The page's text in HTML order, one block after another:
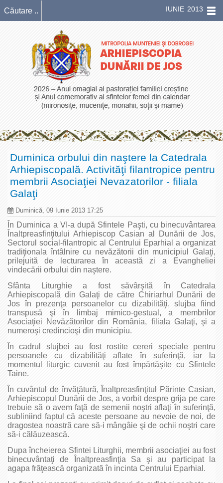
IUNIE 2013
Duminica orbului din naştere la Catedrala
Arhiepiscopală. Activităţi filantropice pentru
membrii Asociaţiei Nevazatorilor - filiala
Galaţi
Duminică, 09 Iunie 2013 17:25
În Duminica a VI-a după Sfintele Paşti, cu binecuvântarea
Înaltpreasfinţitului Arhiepiscop Casian al Dunării de Jos,
Sectorul social-filantropic al Centrului Eparhial a organizat
tradiţionala întâlnire cu nevăzătorii din municipiul Galaţi,
prilejuită de lecturarea în această zi a Evangheliei
vindecării orbului din naştere.
Sfânta Liturghie a fost săvârşită în Catedrala
Arhiepiscopală din Galaţi de către Chiriarhul Dunării de
Jos în prezenţa persoanelor cu dizabilităţi, slujba fiind
transpusă şi în limbaj mimico-gestual, a membrilor
Asociaţiei Nevăzătorilor din România, filiala Galaţi, şi a
numeroşi credincioşi din municipiu.
În cadrul slujbei au fost rostite cereri speciale pentru
persoanele cu dizabilităţi aflate în suferinţă, iar la
momentul liturgic cuvenit au fost împărtăşite cu Sfintele
Taine.
În cuvântul de învăţătură, Înaltpreasfinţitul Părinte Casian,
Arhiepiscopul Dunării de Jos, a vorbit despre grija pe care
trebuie să o avem faţă de semenii noştri aflaţi în suferinţă,
subliniind faptul că aceste persoane au nevoie de noi, de
dragostea noastră care să-i mângâie şi de ochii noştri care
să-i călăuzească.
Dupa încheierea Sfintei Liturghii, membrii asociaţiei au fost
binecuvântaţi de Înaltpreasfinţia Sa şi au participat la
agapa frăţească organizată în incinta Centrului Eparhial.